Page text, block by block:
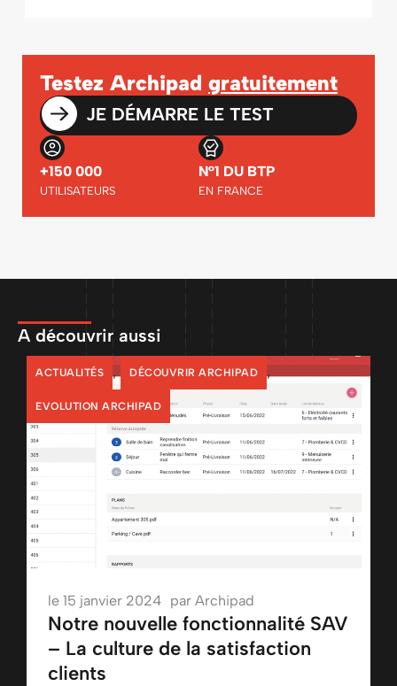
Testez Archipad gratuitement
JE DÉMARRE LE TEST
+150 000
UTILISATEURS
N°1 DU BTP
EN FRANCE
A découvrir aussi
ACTUALITÉS , DÉCOUVRIR ARCHIPAD ,
EVOLUTION ARCHIPAD
le 15 janvier 2024 par Archipad
Notre nouvelle fonctionnalité SAV
– La culture de la satisfaction
clients